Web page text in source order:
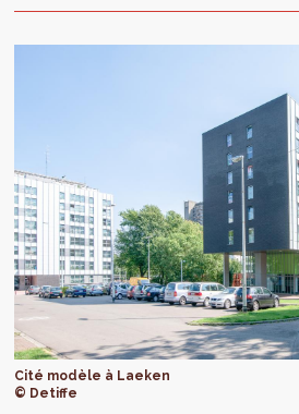
Cité modèle à Laeken
© Detiffe